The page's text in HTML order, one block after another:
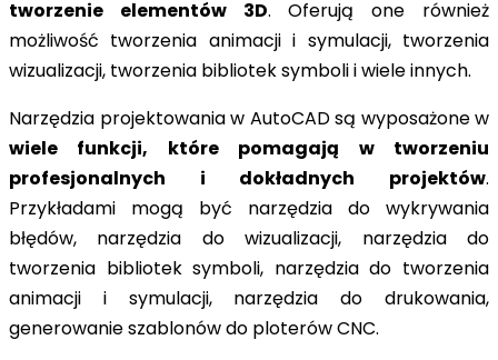
tworzenie elementów 3D. Oferują one również
możliwość tworzenia animacji i symulacji, tworzenia
wizualizacji, tworzenia bibliotek symboli i wiele innych.
Narzędzia projektowania w AutoCAD są wyposażone w
wiele funkcji, które pomagają w tworzeniu
profesjonalnych i dokładnych projektów.
Przykładami mogą być narzędzia do wykrywania
błędów, narzędzia do wizualizacji, narzędzia do
tworzenia bibliotek symboli, narzędzia do tworzenia
animacji i symulacji, narzędzia do drukowania,
generowanie szablonów do ploterów CNC.